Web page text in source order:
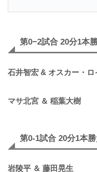
第0−2試合 20分1本
石井智宏 & オスカー・ロ
マサ北宮 ＆ 稲葉大樹
第0-1試合 20分1本
岩陵平 ＆ 藤田晃生